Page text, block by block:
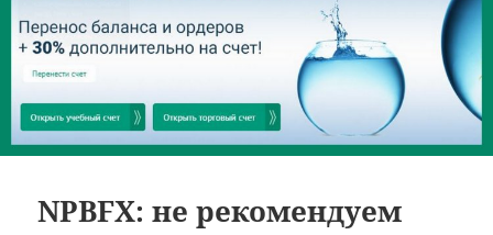
NPBFX: не рекомендуем